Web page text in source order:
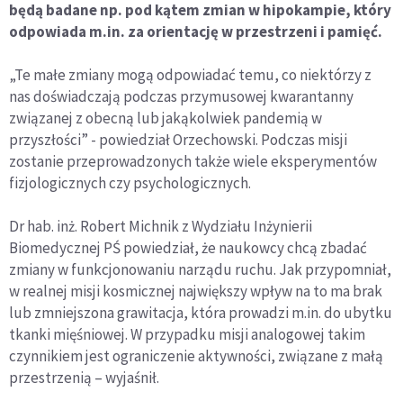
będą badane np. pod kątem zmian w hipokampie, który
odpowiada m.in. za orientację w przestrzeni i pamięć.
„Te małe zmiany mogą odpowiadać temu, co niektórzy z
nas doświadczają podczas przymusowej kwarantanny
związanej z obecną lub jakąkolwiek pandemią w
przyszłości” - powiedział Orzechowski. Podczas misji
zostanie przeprowadzonych także wiele eksperymentów
fizjologicznych czy psychologicznych.
Dr hab. inż. Robert Michnik z Wydziału Inżynierii
Biomedycznej PŚ powiedział, że naukowcy chcą zbadać
zmiany w funkcjonowaniu narządu ruchu. Jak przypomniał,
w realnej misji kosmicznej największy wpływ na to ma brak
lub zmniejszona grawitacja, która prowadzi m.in. do ubytku
tkanki mięśniowej. W przypadku misji analogowej takim
czynnikiem jest ograniczenie aktywności, związane z małą
przestrzenią – wyjaśnił.